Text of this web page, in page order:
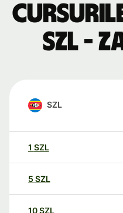
SZL -
SZL
1 SZL
5 SZL
10SZL